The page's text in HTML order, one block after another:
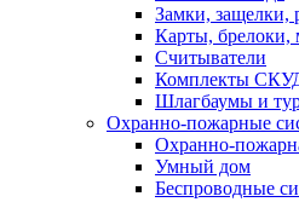
Замки, защелки,
Карты, брелоки,
Считыватели
Комплекты
Шлагбаумы и
Охранно-пожарные
Охранно-
Умный дом
Беспроводные